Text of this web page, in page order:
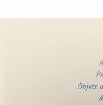
Objets